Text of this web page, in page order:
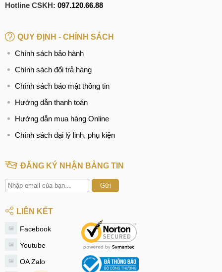
Hotline CSKH: 097.120.66.88
QUY ĐỊNH - CHÍNH SÁCH
Chính sách bảo hành
Chính sách đổi trả hàng
Chính sách bảo mật thông tin
Hướng dẫn thanh toán
Hướng dẫn mua hàng Online
Chính sách đại lý linh, phụ kiện
ĐĂNG KÝ NHẬN BẢNG TIN
Gửi
LIÊN KẾT
Facebook
Youtube
OA Zalo